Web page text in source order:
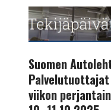
Suomen
Autolehti
osallistuu
Autoalan
Palvelutuottajat
ry:n
Tekijäpäivään
Suomen
Palvelutuottajat
viikon